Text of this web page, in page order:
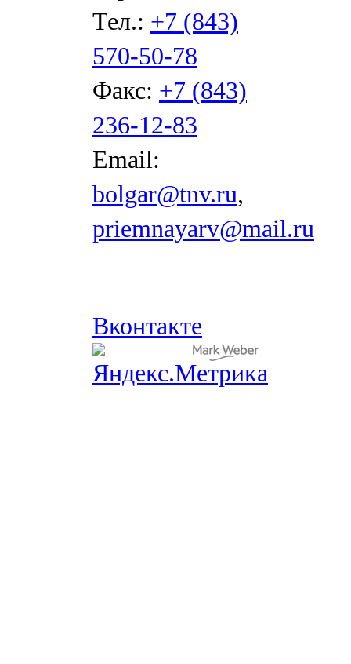
Тел.: +7 (843)
570-50-78
Факс: +7 (843)
236-12-83
Email:
bolgar@tnv.ru,
priemnayarv@mail.ru
Вконтакте